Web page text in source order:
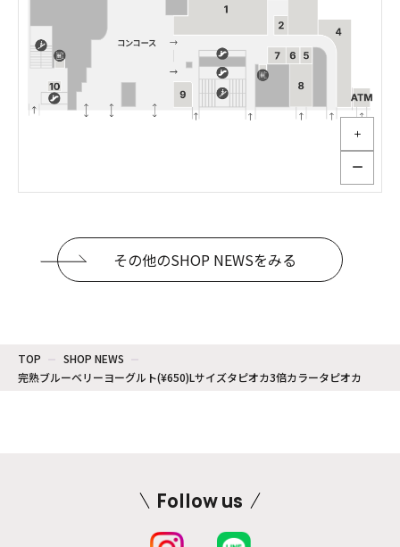
＋
ー
その他のSHOP NEWSをみる
TOP
SHOP NEWS
完熟ブルーベリーヨーグルト(¥650)Lサイズタピオカ3倍カラータピオカ
Follow us